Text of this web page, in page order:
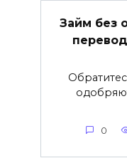
Займ без
0